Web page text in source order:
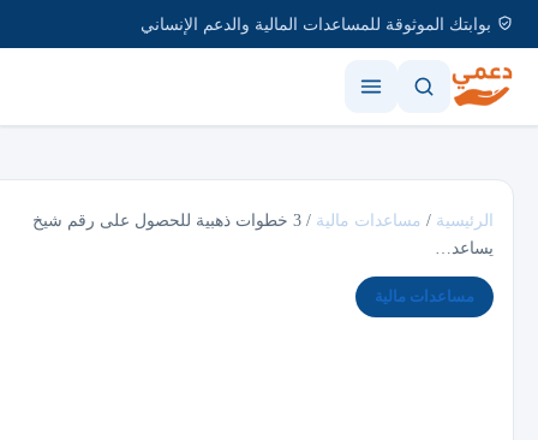
بوابتك الموثوقة للمساعدات المالية والدعم الإنساني
الرئيسية / مساعدات مالية /
3 خطوات ذهبية للحصول على رقم شيخ
يساعد…
مساعدات مالية